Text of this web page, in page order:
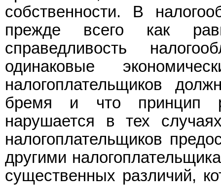
собственности. В
прежде всего как
справедливость
одинаковые
налогоплательщиков
бремя и что принцип
нарушается в тех
налогоплательщиков
другими
существенных различий,